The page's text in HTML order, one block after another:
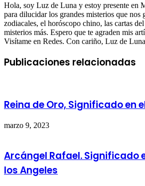
Hola, soy Luz de Luna y estoy presente en
para dilucidar los grandes misterios que nos
zodiacales, el horóscopo chino, las cartas
misterios más. Espero que te agraden mis
Visítame en Redes. Con cariño, Luz de Luna
Publicaciones relacionadas
Reina de Oro, Significado en
marzo 9, 2023
Arcángel Rafael. Significado
los Angeles